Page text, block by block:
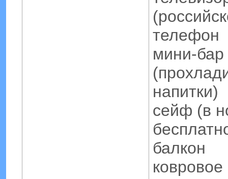
телефон
мини-бар
напитки)
сейф (в
балкон
ковровое